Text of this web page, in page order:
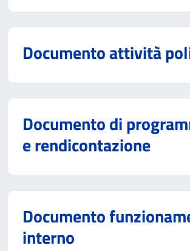
Documento attività
Documento di
e rendicontazione
Documento
interno